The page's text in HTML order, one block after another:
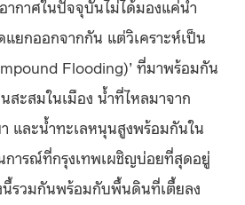
กาศในปัจจุบันไม่ได้มองแค่น้ำ
ยกออกจากกัน แต่วิเคราะห์เป็น
Flooding)’ ที่มาพร้อมกัน
ะสมในเมือง น้ำที่ไหลมาจาก
และน้ำทะเลหนุนสูงพร้อมกันใน
การณ์ที่กรุงเทพเผชิญบ่อยที่สุดอยู่
นี้รวมกันพร้อมกับพื้นดินที่เตี้ยลง